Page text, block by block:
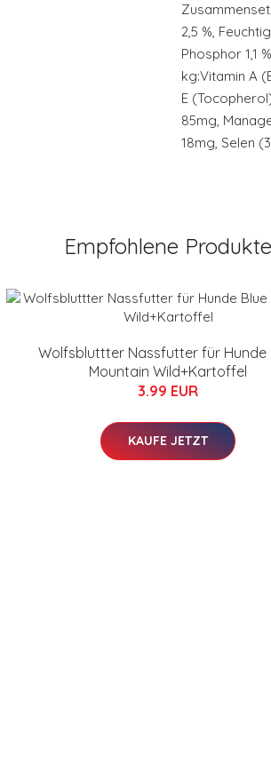
2,5 %,
Phosphor 1,1
kg:Vitamin A
E
85mg,
18mg, Selen
Empfohlene Produkte
Wolfsbluttter Nassfutter für Hunde
Mountain Wild+Kartoffel
3.99 EUR
KAUFE JETZT